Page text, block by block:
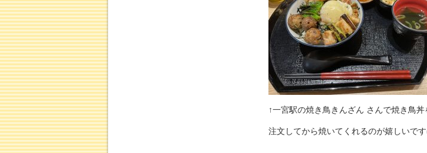
↑一宮駅の焼き鳥きんざん さんで焼き鳥丼
注文してから焼いてくれるのが嬉しいで